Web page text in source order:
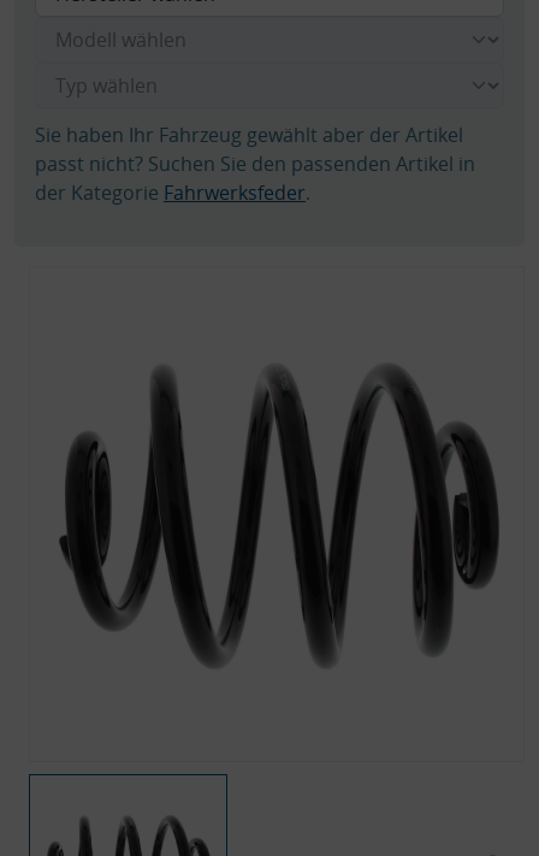
Sie haben Ihr Fahrzeug gewählt aber der Artikel
passt nicht? Suchen Sie den passenden Artikel in
der Kategorie Fahrwerksfeder.